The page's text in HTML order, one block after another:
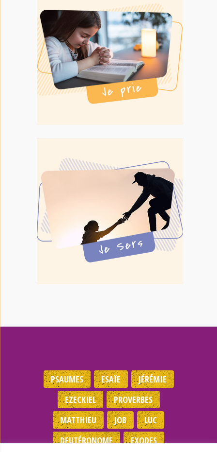
PSAUMES ESAÏE
JÉRÉMIE
EZECKIEL
PROVERBES
MATTHIEU
JOB
LUC
DEUTÉRONOME
EXODES